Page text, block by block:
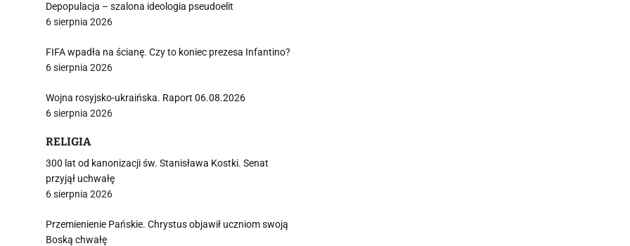
Depopulacja – szalona ideologia pseudoelit
6 sierpnia 2026
FIFA wpadła na ścianę. Czy to koniec prezesa Infantino?
6 sierpnia 2026
Wojna rosyjsko-ukraińska. Raport 06.08.2026
6 sierpnia 2026
RELIGIA
300 lat od kanonizacji św. Stanisława Kostki. Senat
przyjął uchwałę
6 sierpnia 2026
Przemienienie Pańskie. Chrystus objawił uczniom swoją
Boską chwałę